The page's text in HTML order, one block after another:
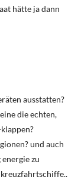
hätte ja dann
ausstatten?
die echten,
und auch
zu